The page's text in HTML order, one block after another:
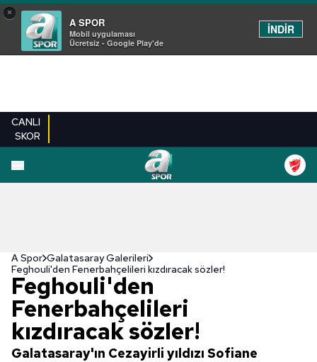
×
A SPOR
Mobil uygulaması
Ücretsiz - Google Play'de
İNDİR
CANLI
SKOR
EN YENILER
A Spor Galatasaray Galerileri
Feghouli'den Fenerbahçelileri kızdıracak sözler!
Feghouli'den
Fenerbahçelileri
kızdıracak sözler!
Galatasaray'ın Cezayirli yıldızı Sofiane